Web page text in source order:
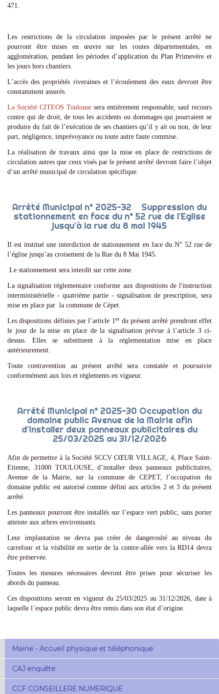
471.
Les restrictions de la circulation imposées par le présent arrêté ne
pourront être mises en œuvre sur les routes départementales, en
agglomération, pendant les périodes d’application du Plan Primevère et
les jours hors chantiers.
L’accès des propriétés riveraines et l’écoulement des eaux devront être
constamment assurés.
La Société CITEOS Toulouse sera entièrement responsable, sauf recours
contre qui de droit, de tous les accidents ou dommages qui pourraient se
produire du fait de l’exécution de ses chantiers qu’il y ait ou non, de leur
part, négligence, imprévoyance ou toute autre faute commise.
La réalisation de travaux ainsi que la mise en place de restrictions de
circulation autres que ceux visés par le présent arrêté devront faire l’objet
d’un arrêté municipal de circulation spécifique.
Arrêté Municipal n° 2025-32 Suppression du
stationnement en face du n° 52 rue de l’Eglise
jusqu’à la rue du 8 mai 1945
Il est institué une interdiction de stationnement en face du N° 52 rue de
l’église jusqu’au croisement de la Rue du 8 Mai 1945.
Le stationnement sera interdit sur cette zone.
La signalisation réglementaire conforme aux dispositions de l'instruction
interministérielle - quatrième partie - signalisation de prescription, sera
mise en place par la commune de Cépet.
Les dispositions définies par l’article 1erdu présent arrêté prendront effet
le jour de la mise en place de la signalisation prévue à l’article 3 ci-
dessus. Elles se substituent à la réglementation mise en place
antérieurement.
Toute contravention au présent arrêté sera constatée et poursuivie
conformément aux lois et règlements en vigueur.
Arrêté Municipal n° 2025-30 Occupation du
domaine public Avenue de la Mairie afin
d’installer deux panneaux publicitaires du
25/03/2025 au 31/12/2026
Afin de permettre à la Société SCCV CŒUR VILLAGE, 4, Place Saint-
Etienne, 31000 TOULOUSE, d’installer deux panneaux publicitaires,
Avenue de la Mairie, sur la commune de CEPET, l’occupation du
domaine public est autorisé comme défini aux articles 2 et 3 du présent
arrêté.
Les panneaux pourront être installés sur l’espace vert public, sans porter
atteinte aux arbres environnants.
Leur implantation ne devra pas créer de dangerosité au niveau du
carrefour et la visibilité en sortie de la contre-allée vers la RD14 devra
être préservée.
Toutes les mesures nécessaires devront être prises pour sécuriser les
abords du panneau.
Ces dispositions seront en vigueur du 25/03/2025 au 31/12/2026, date à
laquelle l’espace public devra être remis dans son état d’origine.
Mairie - Accueil physique et téléphonique
CAJ enquête
CCF CONSEILLERE NUMERIQUE